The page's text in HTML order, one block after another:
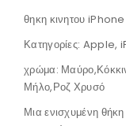
θηκη κινητου
Κατηγορίες: Apple,
χρώμα:
Μήλο,Ροζ Χρυσό
Μια ενισχυμένη